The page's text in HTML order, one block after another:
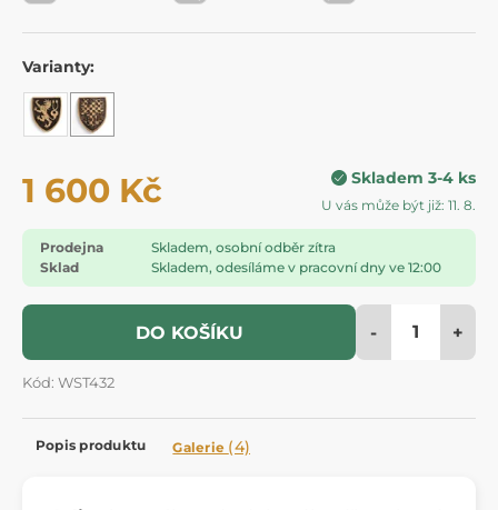
Varianty:
1 600 Kč Skladem 3-4 ks
U vás může být již: 11. 8.
Prodejna
Skladem, osobní odběr zítra
Sklad
Skladem, odesíláme v pracovní dny ve 12:00
DO KOŠÍKU - +
Kód: WST432
Popis produktu Galerie (4)